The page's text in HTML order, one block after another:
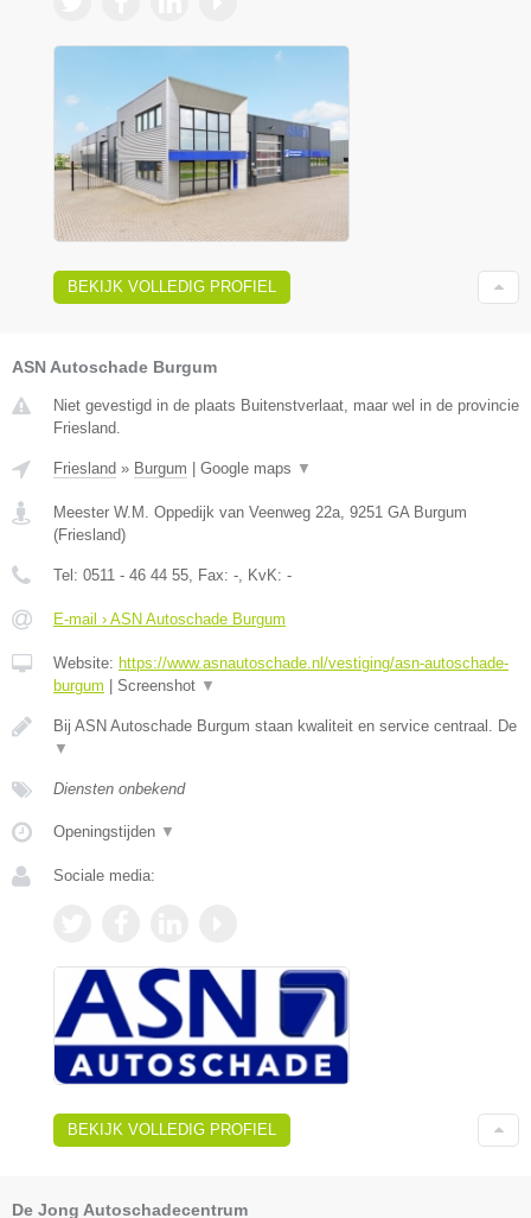
BEKIJK VOLLEDIG PROFIEL
ASN Autoschade Burgum
Niet gevestigd in de plaats Buitenstverlaat, maar wel in de provincie
Friesland.
Friesland » Burgum Google maps ▼
Meester W.M. Oppedijk van Veenweg 22a, 9251 GA Burgum
(Friesland)
Tel: 0511 - 46 44 55, Fax: -, KvK: -
E-mail › ASN Autoschade Burgum
Website: https://www.asnautoschade.nl/vestiging/asn-autoschade-
burgum
Screenshot ▼
Bij ASN Autoschade Burgum staan kwaliteit en service centraal. De
▼
Diensten onbekend
Openingstijden ▼
Sociale media:
BEKIJK VOLLEDIG PROFIEL
De Jong Autoschadecentrum